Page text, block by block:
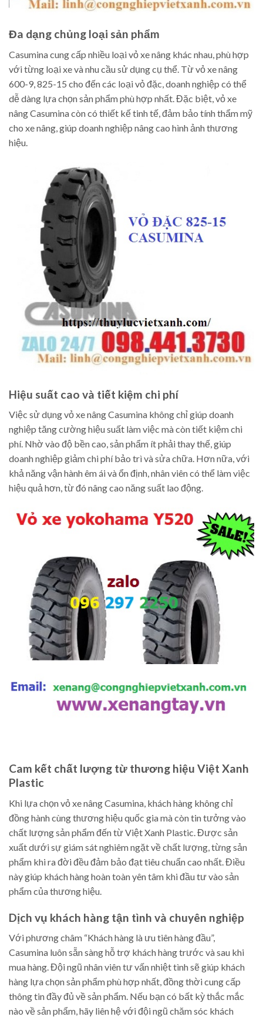
Đa dạng chủng loại sản phẩm
Casumina cung cấp nhiều loại vỏ xe nâng khác nhau, phù hợp
với từng loại xe và nhu cầu sử dụng cụ thể. Từ vỏ xe nâng
600-9, 825-15 cho đến các loại vỏ đặc, doanh nghiệp có thể
dễ dàng lựa chọn sản phẩm phù hợp nhất. Đặc biệt, vỏ xe
nâng Casumina còn có thiết kế tinh tế, đảm bảo tính thẩm mỹ
cho xe nâng, giúp doanh nghiệp nâng cao hình ảnh thương
hiệu.
Hiệu suất cao và tiết kiệm chi phí
Việc sử dụng vỏ xe nâng Casumina không chỉ giúp doanh
nghiệp tăng cường hiệu suất làm việc mà còn tiết kiệm chi
phí. Nhờ vào độ bền cao, sản phẩm ít phải thay thế, giúp
doanh nghiệp giảm chi phí bảo trì và sửa chữa. Hơn nữa, với
khả năng vận hành êm ái và ổn định, nhân viên có thể làm việc
hiệu quả hơn, từ đó nâng cao năng suất lao động.
Cam kết chất lượng từ thương hiệu Việt Xanh
Plastic
Khi lựa chọn vỏ xe nâng Casumina, khách hàng không chỉ
đồng hành cùng thương hiệu quốc gia mà còn tin tưởng vào
chất lượng sản phẩm đến từ Việt Xanh Plastic. Được sản
xuất dưới sự giám sát nghiêm ngặt về chất lượng, từng sản
phẩm khi ra đời đều đảm bảo đạt tiêu chuẩn cao nhất. Điều
này giúp khách hàng hoàn toàn yên tâm khi đầu tư vào sản
phẩm của thương hiệu.
Dịch vụ khách hàng tận tình và chuyên nghiệp
Với phương châm “Khách hàng là ưu tiên hàng đầu”,
Casumina luôn sẵn sàng hỗ trợ khách hàng trước và sau khi
mua hàng. Đội ngũ nhân viên tư vấn nhiệt tình sẽ giúp khách
hàng lựa chọn sản phẩm phù hợp nhất, đồng thời cung cấp
thông tin đầy đủ về sản phẩm. Nếu bạn có bất kỳ thắc mắc
nào về sản phẩm, hãy liên hệ với đội ngũ chăm sóc khách